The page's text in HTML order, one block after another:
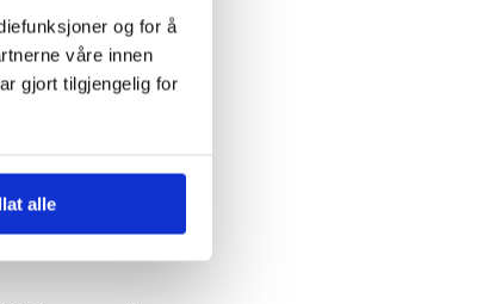
og for å
våre innen
gjort tilgjengelig for
alle
Peggy
som